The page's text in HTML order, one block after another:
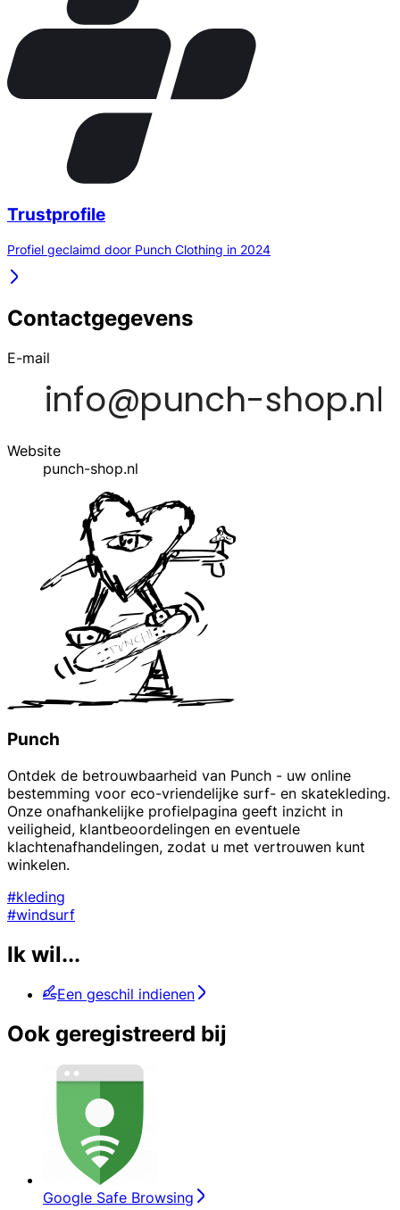
Trustprofile
Profiel geclaimd door Punch Clothing in 2024
Contactgegevens
E-mail
Website
punch-shop.nl
Punch
Ontdek de betrouwbaarheid van Punch - uw online
bestemming voor eco-vriendelijke surf- en skatekleding.
Onze onafhankelijke profielpagina geeft inzicht in
veiligheid, klantbeoordelingen en eventuele
klachtenafhandelingen, zodat u met vertrouwen kunt
winkelen.
#kleding
#windsurf
Ik wil...
Een geschil indienen
Ook geregistreerd bij
Google Safe Browsing